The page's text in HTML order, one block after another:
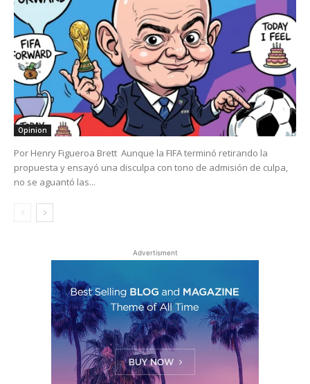
Opinion
Por Henry Figueroa Brett Aunque la FIFA terminó retirando la
propuesta y ensayó una disculpa con tono de admisión de culpa,
no se aguantó las...
Advertisment